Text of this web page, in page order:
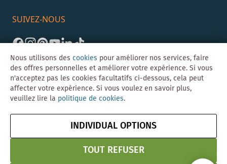
SUIVEZ-NOUS
Magento-Agentur Y1 Digital AG
& Sécurité
Résilier le contrat
Nous utilisons des cookies pour améliorer nos services, faire
des offres personnelles et améliorer votre expérience. Si vous
n'acceptez pas les cookies facultatifs ci-dessous, cela peut
affecter votre expérience. Si vous voulez en savoir plus,
veuillez lire la politique de cookies.
INDIVIDUAL OPTIONS
TOUT REFUSER